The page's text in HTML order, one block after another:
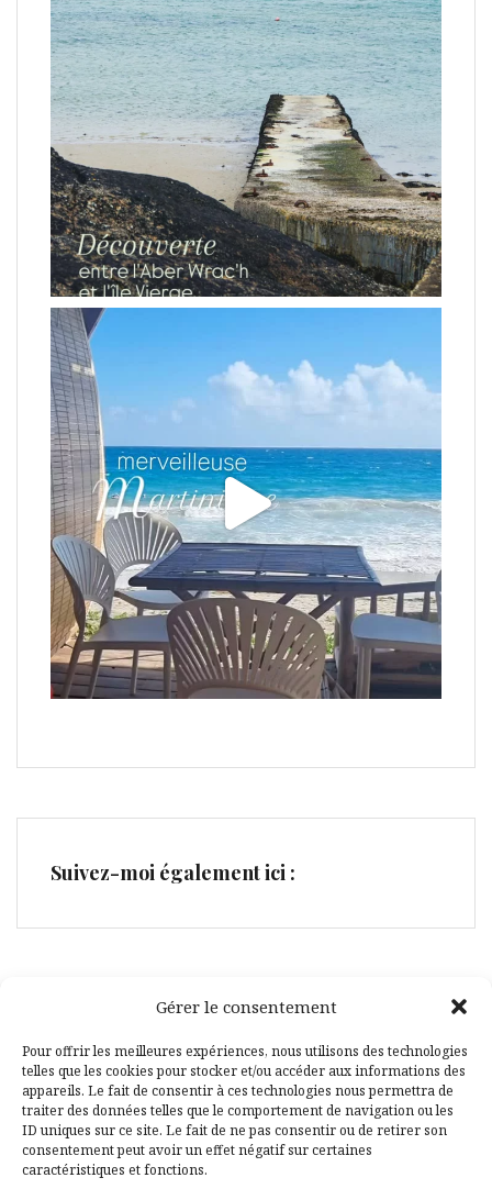
Gérer le consentement
Pour offrir les meilleures expériences, nous utilisons des technologies
telles que les cookies pour stocker et/ou accéder aux informations des
appareils. Le fait de consentir à ces technologies nous permettra de
traiter des données telles que le comportement de navigation ou les
ID uniques sur ce site. Le fait de ne pas consentir ou de retirer son
consentement peut avoir un effet négatif sur certaines
caractéristiques et fonctions.
Suivez-moi également ici :
Facebook
Pinterest